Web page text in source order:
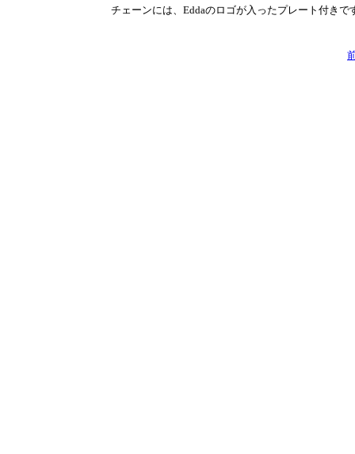
チェーンには、Eddaのロゴが入ったプレート付きで